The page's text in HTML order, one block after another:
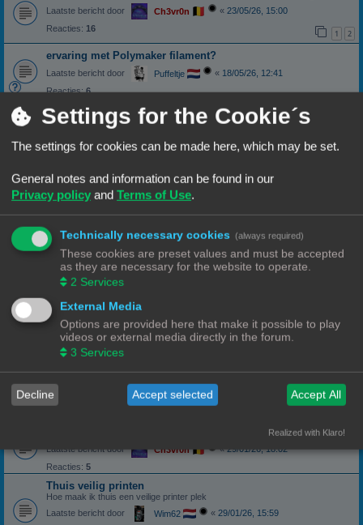
Laatste bericht door Ch3vr0n « 23/05/26, 15:00
Reacties: 16 1 2
ervaring met Polymaker filament?
Laatste bericht door Puffeltje « 18/05/26, 12:41
Reacties:6
Nieuwe mogelijkheid Bambu Studio: Add mixed filament
Laatste bericht door « 12/05/26, 17:41
Reacties:2
Laatste bericht door NineLizards «02/05/26, 16:51
Reacties:35
Jayo en leverbaarheid / kwaliteit Geetech
Laatste bericht door Ch3vr0n
10/04/26, 19:31
Reacties:
Samples filamenten
Samples filamenten
Laatste bericht door
Reacties: 10
Projet 660Pro
poeder printer met inkt
Laatste bericht door
«
Reacties:
Laatste bericht door Ch3vr0n «29/01/26, 18:02
Reacties: 5
Thuis veilig printen
Hoe maak ik thuis een veilige printer plek
Laatste bericht door
Wim62 « 29/01/26, 15:59
Settings for the Cookie´s
The settings for cookies can be made here, which may be set.
General notes and information can be found in our
Privacy policy and Terms of Use.
Technically necessary cookies (always required)
These cookies are preset values and must be accepted
as they are necessary for the website to operate.
2 Services
External Media
Options are provided here that make it possible to play
videos or external media directly in the forum.
3 Services
Decline Accept selected Accept All
Realized with Klaro!